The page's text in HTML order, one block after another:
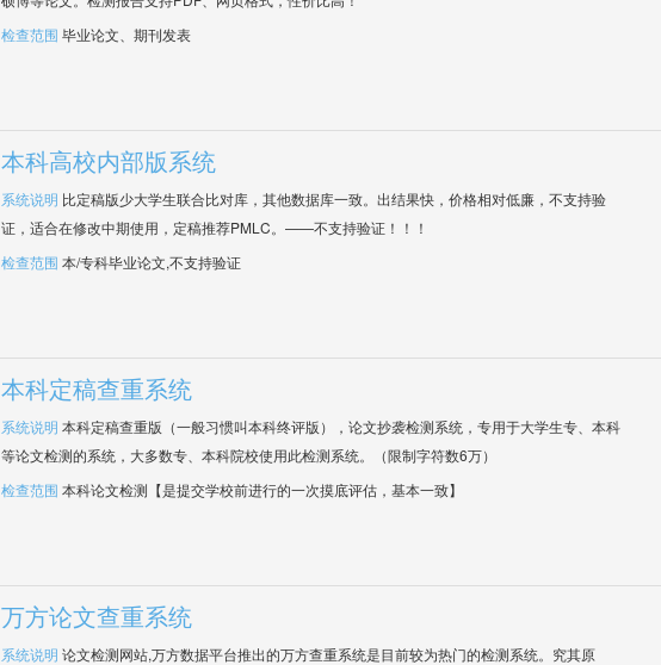
检查范围 毕业论文、期刊发表
本科高校内部版系统
系统说明 比定稿版少大学生联合比对库，其他数据库一致。出结果快，价格相对低廉，不支持验
证，适合在修改中期使用，定稿推荐PMLC。——不支持验证！！！
检查范围 本/专科毕业论文,不支持验证
本科定稿查重系统
系统说明 本科定稿查重版（一般习惯叫本科终评版），论文抄袭检测系统，专用于大学生专、本科
等论文检测的系统，大多数专、本科院校使用此检测系统。（限制字符数6万）
检查范围 本科论文检测【是提交学校前进行的一次摸底评估，基本一致】
万方论文查重系统
系统说明 论文检测网站,万方数据平台推出的万方查重系统是目前较为热门的检测系统。究其原